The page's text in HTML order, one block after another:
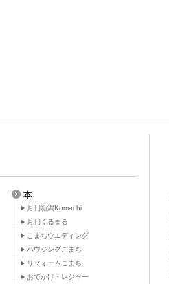
月刊新潟Komachi
月刊くるまる
こまちウエディング
ハウジングこまち
リフォームこまち
おでかけ・レジャー